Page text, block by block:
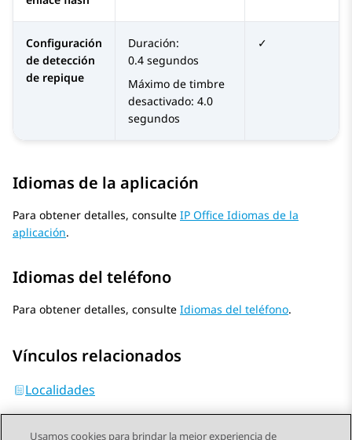
Configuración
de detección
de repique
Duración:
0.4 segundos
Máximo de timbre
desactivado: 4.0
segundos
✓
Idiomas de la aplicación
Para obtener detalles, consulte IP Office Idiomas de la
aplicación.
Idiomas del teléfono
Para obtener detalles, consulte Idiomas del teléfono.
Vínculos relacionados
Localidades
Usamos cookies para brindar la mejor experiencia de